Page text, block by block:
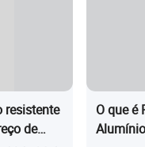
ferroviários
engenharia
médicos
de iluminação LED
resistente
de
O que é